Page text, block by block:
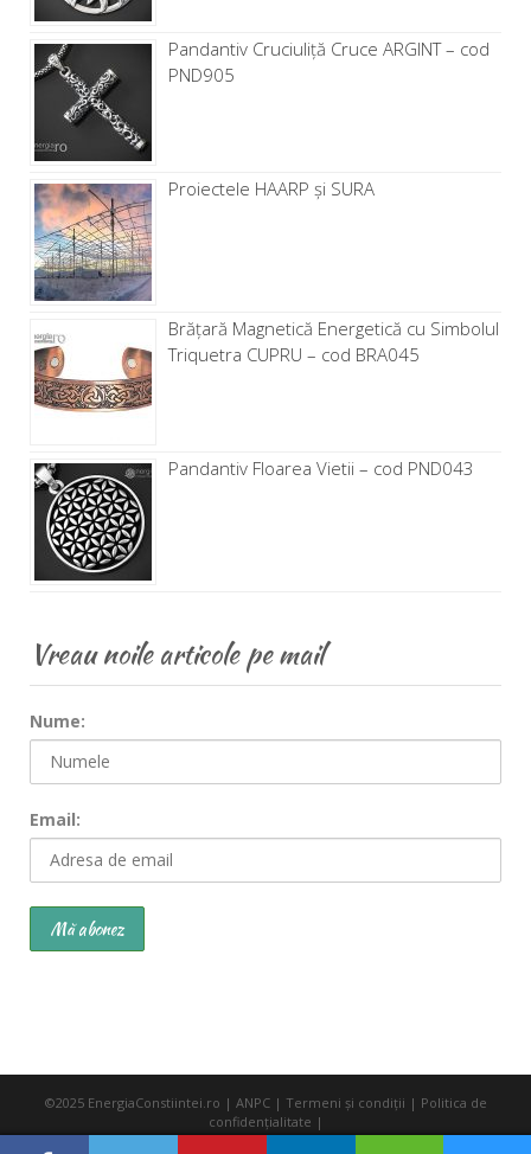
Pandantiv Cruciuliță Cruce ARGINT – cod
PND905
Proiectele HAARP și SURA
Brăţară Magnetică Energetică cu Simbolul
Triquetra CUPRU – cod BRA045
Pandantiv Floarea Vietii – cod PND043
Vreau noile articole pe mail
Nume:
Email:
©2025 EnergiaConstiintei.ro | ANPC| Termeni şi condiţii | Politica de
confidenţialitate |